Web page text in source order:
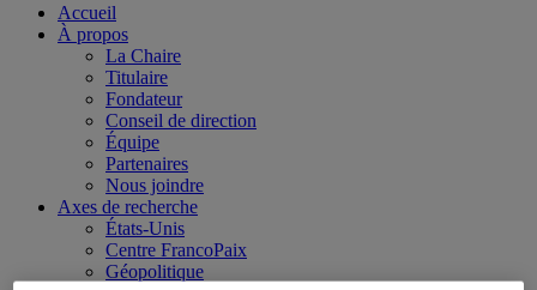
Accueil
À propos
La Chaire
Titulaire
Fondateur
Conseil de direction
Équipe
Partenaires
Nous joindre
Axes de recherche
États-Unis
Centre FrancoPaix
Géopolitique